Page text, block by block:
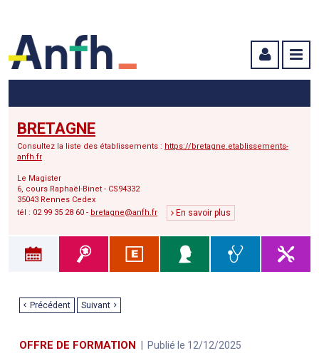
BRETAGNE
Consultez la liste des établissements : https://bretagne.etablissements-
anfh.fr
Le Magister
6, cours Raphaël-Binet - CS94332
35043 Rennes Cedex
tél : 02 99 35 28 60 - bretagne@anfh.fr En savoir plus
Précédent Suivant
OFFRE DE FORMATION Publié le 12/12/2025